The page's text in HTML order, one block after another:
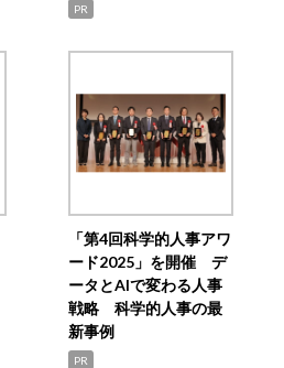
PR
「第4回科学的人事アワ
ード2025」を開催 デ
ータとAIで変わる人事
戦略 科学的人事の最
新事例
PR